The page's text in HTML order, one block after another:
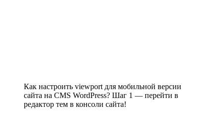
Как настроить viewport для мобильной версии
сайта на CMS WordPress? Шаг 1 — перейти в
редактор тем в консоли сайта!